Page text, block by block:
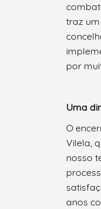
traz
por
Uma
O
Vilela,
nosso
anos